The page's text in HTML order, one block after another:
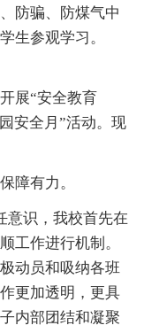
防骗、防煤气中
生参观学习。
展“安全教育
安全月”活动。现
障有力。
意识，我校首先在
工作进行机制。
动员和吸纳各班
更加透明，更具
内部团结和凝聚